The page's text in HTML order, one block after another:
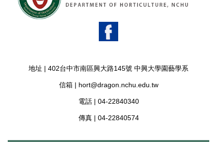
地址 | 402台中市南區興大路145號 中興大學園藝學系
信箱 | hort@dragon.nchu.edu.tw
電話 | 04-22840340
傳真 | 04-22840574